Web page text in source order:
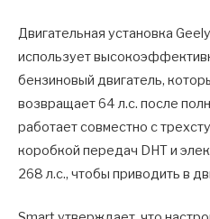
Двигательная установка
использует
бензиновый двигатель,
возвращает 64 л.с. после
работает совместно с
коробкой передач DHT и
268 л.с., чтобы приводить в